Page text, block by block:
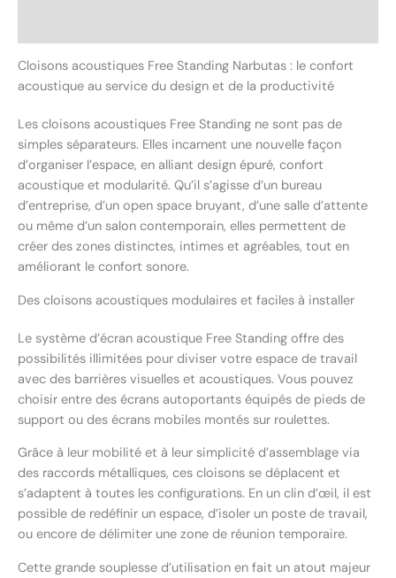
Cloisons acoustiques Free Standing Narbutas : le confort
acoustique au service du design et de la productivité
Les cloisons acoustiques Free Standing ne sont pas de
simples séparateurs. Elles incarnent une nouvelle façon
d’organiser l’espace, en alliant design épuré, confort
acoustique et modularité. Qu’il s’agisse d’un bureau
d’entreprise, d’un open space bruyant, d’une salle d’attente
ou même d’un salon contemporain, elles permettent de
créer des zones distinctes, intimes et agréables, tout en
améliorant le confort sonore.
Des cloisons acoustiques modulaires et faciles à installer
Le système d’écran acoustique Free Standing offre des
possibilités illimitées pour diviser votre espace de travail
avec des barrières visuelles et acoustiques. Vous pouvez
choisir entre des écrans autoportants équipés de pieds de
support ou des écrans mobiles montés sur roulettes.
Grâce à leur mobilité et à leur simplicité d’assemblage via
des raccords métalliques, ces cloisons se déplacent et
s’adaptent à toutes les configurations. En un clin d’œil, il est
possible de redéfinir un espace, d’isoler un poste de travail,
ou encore de délimiter une zone de réunion temporaire.
Cette grande souplesse d’utilisation en fait un atout majeur